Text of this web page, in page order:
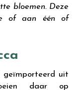
bloemen. Deze
of aan één of
geïmporteerd uit
daar op